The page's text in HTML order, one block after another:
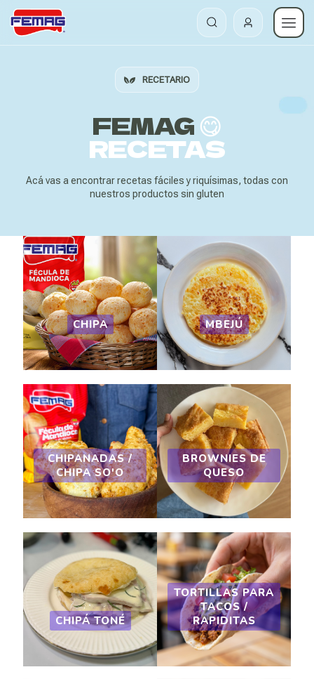
RECETARIO
FEMAG😋
RECETAS
Acá vas a encontrar recetas fáciles y riquísimas, todas con
nuestros productos sin gluten
CHIPA MBEJÚ
CHIPANADAS /
CHIPA SO'O
BROWNIES DE
QUESO
CHIPÁ TONÉ
TORTILLAS PARA
TACOS /
RAPIDITAS